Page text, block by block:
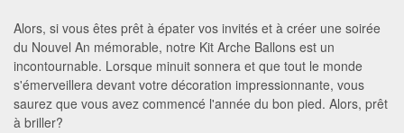
Alors, si vous êtes prêt à épater vos invités et à créer une soirée
du Nouvel An mémorable, notre Kit Arche Ballons est un
incontournable. Lorsque minuit sonnera et que tout le monde
s'émerveillera devant votre décoration impressionnante, vous
saurez que vous avez commencé l'année du bon pied. Alors, prêt
à briller?